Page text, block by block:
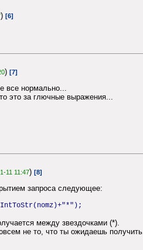
) [6]
) [7]
все нормально...
это за глючные выражения...
11 11:47) [8]
запроса следующее:
между звездочками (*).
не то, что ты ожидаешь получить.